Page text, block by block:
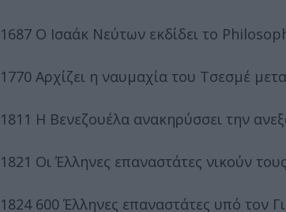
1687 Ο Ισαάκ Νεύτων εκδίδει το
1770 Αρχίζει η ναυμαχία του Τσεσμέ
1811 Η Βενεζουέλα ανακηρύσσει την
1821 Οι Έλληνες επαναστάτες νικούν
1824 600 Έλληνες επαναστάτες υπό